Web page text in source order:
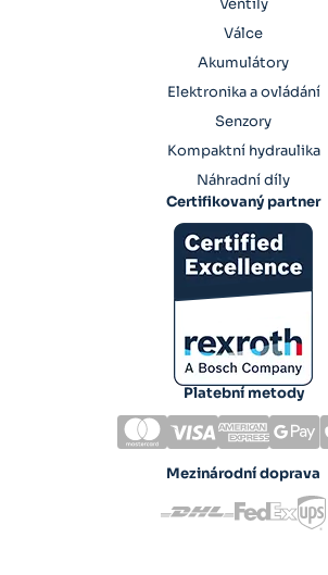
Válce
Akumulátory
Elektronika a ovládání
Senzory
Kompaktní hydraulika
Náhradní díly
Certifikovaný partner
Platební metody
Mezinárodní doprava